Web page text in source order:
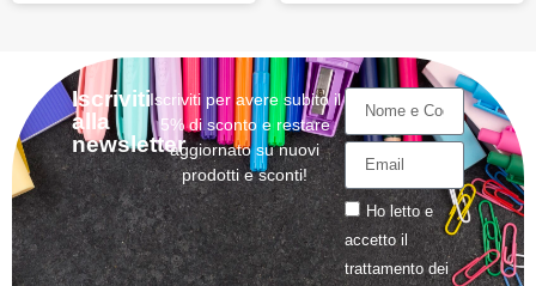
Iscriviti
alla
newsletter
Iscriviti per avere subito il
5% di sconto e restare
aggiornato su nuovi
prodotti e sconti!
Ho letto e
accetto il
trattamentodei